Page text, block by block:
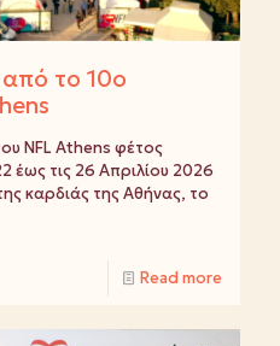
το 10ο
NFL Athens φέτος
έως τις 26 Απριλίου 2026
καρδιάς της Αθήνας, το
Read more